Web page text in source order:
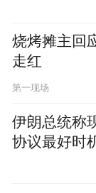
从有限的
支持社会公
捐款六千万
慈善精神。
一；发心之
烧烤摊主回
走红
第一现场
伊朗总统称
协议最好时